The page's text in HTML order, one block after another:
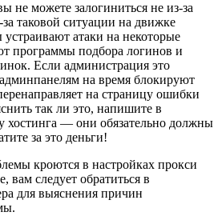
не можете залогиниться не из-за
таковой ситуации на движке
атаки на некоторые
программы подбора логинов и
Если администрация это
на время блокируют
на страницу ошибки
так ли это, напишите в
хостинга — они обязательно должны
за это деньги!
кроются в настройках прокси
вам следует обратиться в
для выяснения причин